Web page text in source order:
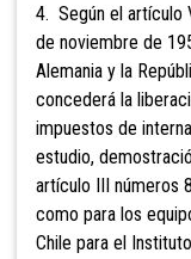
4. Según el artículo
de noviembre de
Alemania y la
concederá la
impuestos de
estudio,
artículo III números
como para los
Chile para el